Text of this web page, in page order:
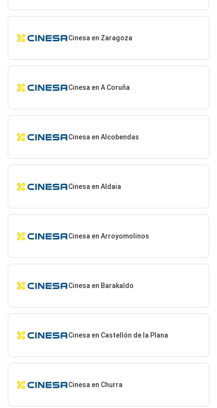
Cinesa en Zaragoza
Cinesa en A Coruña
Cinesa en Alcobendas
Cinesa en Aldaia
Cinesa en Arroyomolinos
Cinesa en Barakaldo
Cinesa en Castellón de la Plana
Cinesa en Churra